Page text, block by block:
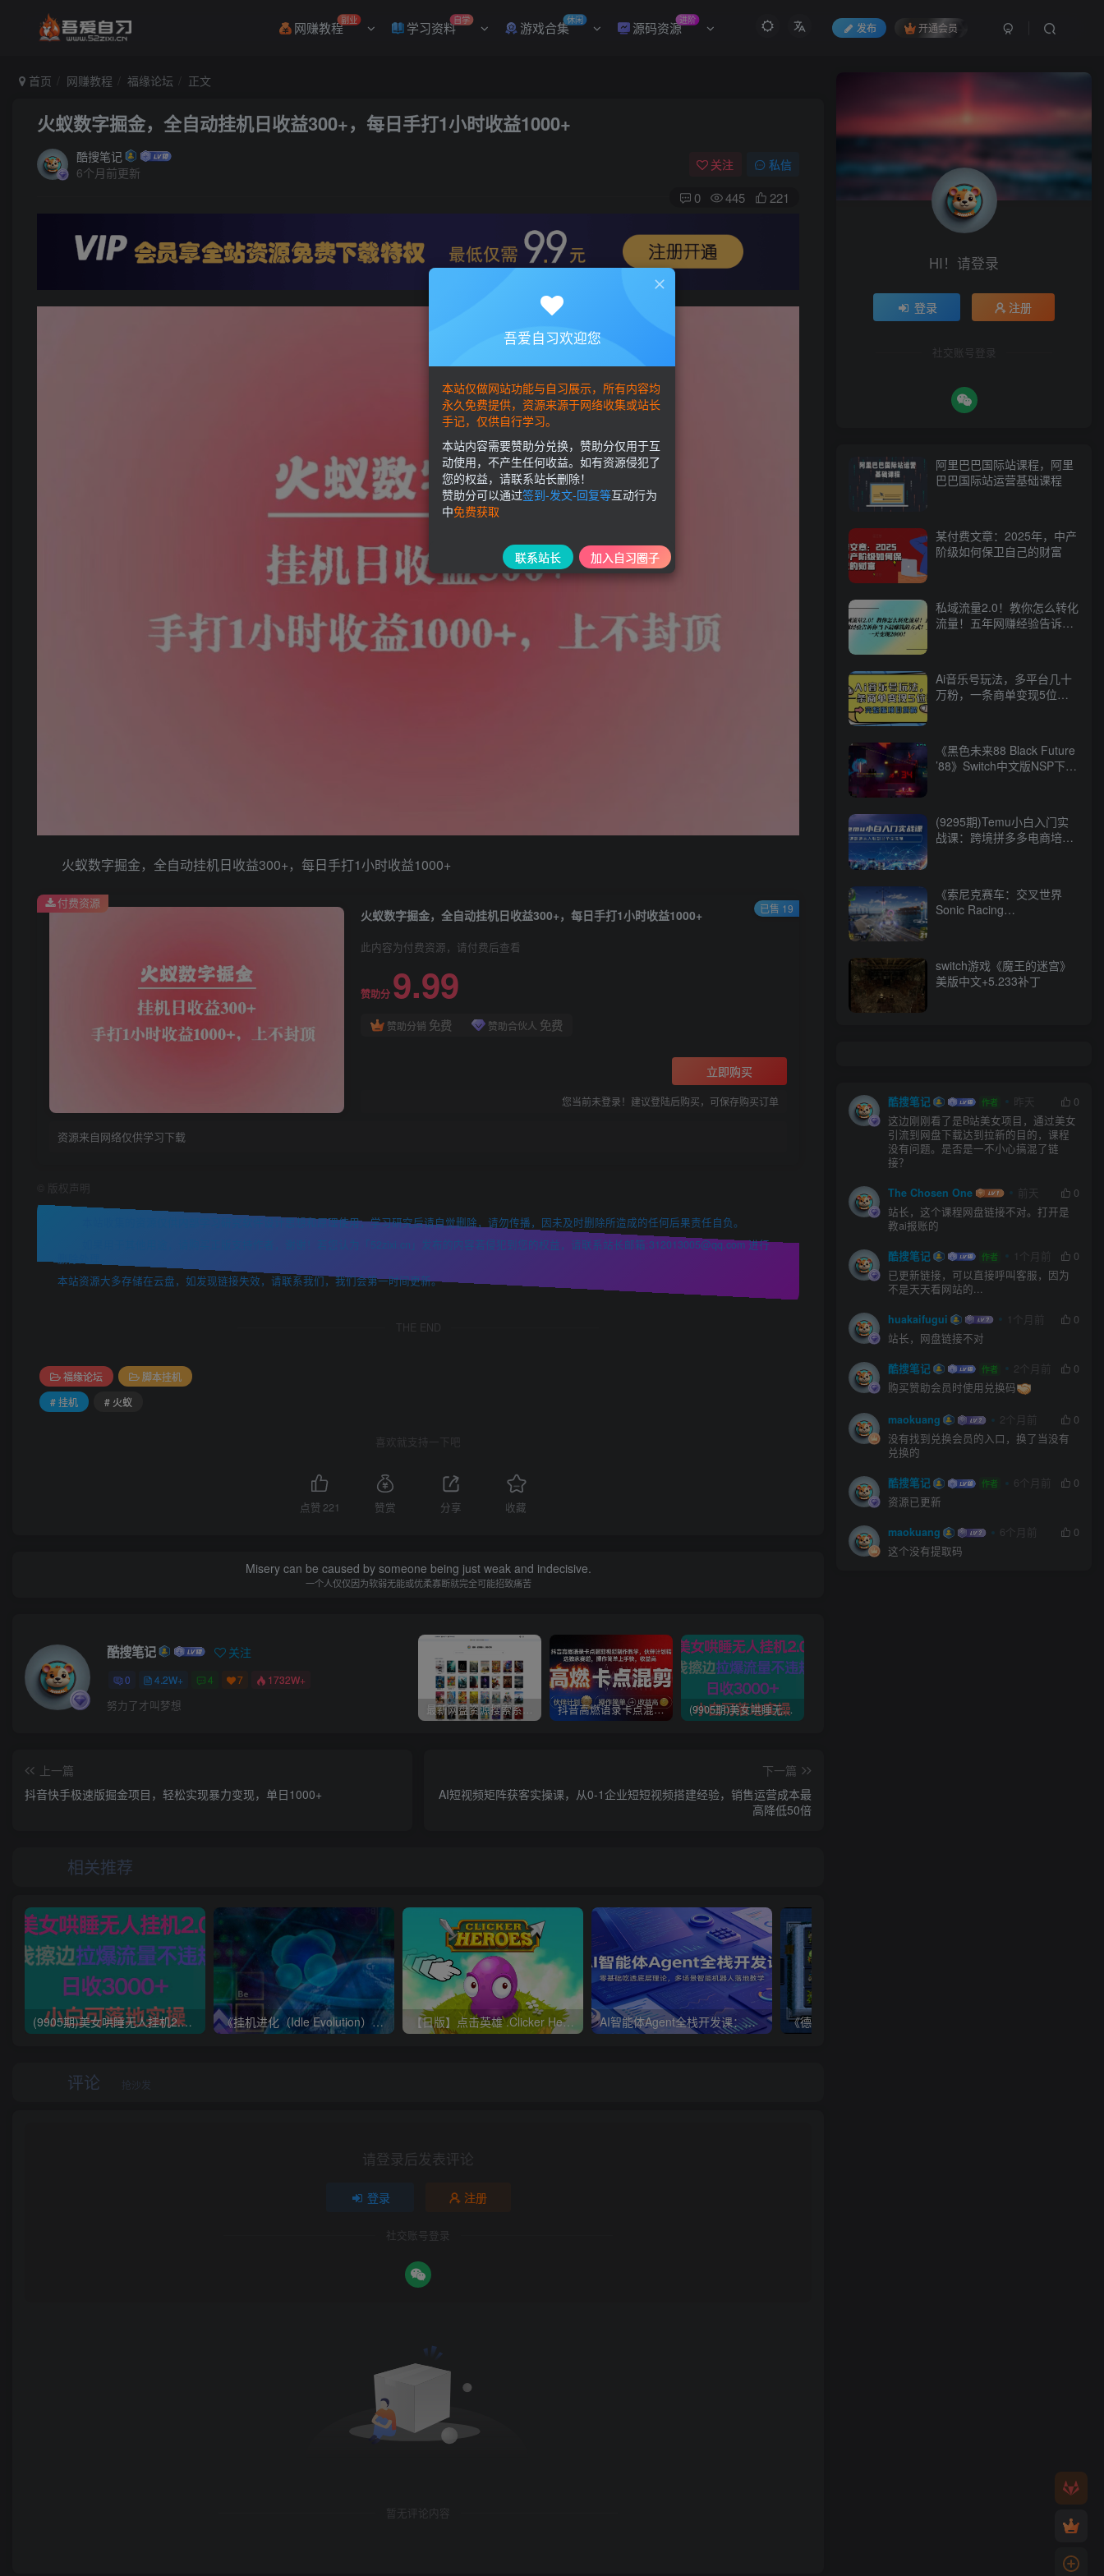
发布 开通会员
网赚教程副业 学习资料自学 游戏合集休闲 源码资源进阶
首页 网赚教程 福缘论坛 正文
火蚁数字掘金，全自动挂机日收益300+，每日手打1小时收益1000+
酷搜笔记
6个月前更新
关注 私信
0 445 221
火蚁数字掘金，全自动挂机日收益300+，每日手打1小时收益1000+
火蚁数字掘金，全自动挂机日收益300+，每日手打1小时收益1000+
此内容为付费资源，请付费后查看
赞助分 9.99
赞助分销 免费 赞助合伙人 免费
立即购买
您当前未登录！建议登陆后购买，可保存购买订单
资源来自网络仅供学习下载
付费资源 已售 19
版权声明
本站收集的资源仅供内部学习研究软件设计思想和原理使用，学习研究后请自觉删除，请勿传播，因未及时删除所造成的任何后果责任自负。
如果用于其他用途，请购买正版支持作者，谢谢！若您认为「52zixi.cn」发布的内容若侵犯到您的权益，请联系站长邮箱:312013005@qq.com 进行
本站资源大多存储在云盘，如发现链接失效，请联系我们，我们会第一时间更新。
THE END
福缘论坛
脚本挂机
# 挂机
# 火蚁
喜欢就支持一下吧
点赞 221 赞赏 分享 收藏
Misery can be caused by someone being just weak and indecisive.
一个人仅仅因为软弱无能或优柔寡断就完全可能招致痛苦
酷搜笔记 关注
0 4.2W+ 4 7 1732W+
努力了才叫梦想 最新网盘资源搜索系统，电视直播，Alist聚合播放 抖音高燃语录卡点混剪视频制作教学，伙伴计划精选独家赛道，操作简单上手快，收益高 (9905期)美女哄睡无人挂机2.0，浅擦边拉爆流量不违规，日收3000+，小白可落地实操
上一篇
抖音快手极速版掘金项目，轻松实现暴力变现，单日1000+
下一篇
AI短视频矩阵获客实操课，从0-1企业短短视频搭建经验，销售运营成本最
高降低50倍
相关推荐
(9905期)美女哄睡无人挂机2.0，浅擦边拉爆流量不违规，日收3000+，小白可落地实操 《挂机进化（Idle Evolution）》官方中文 Build 20488129 [中文/繁体/英文/日语] 【日版】点击英雄 .Clicker Heroes 中文 AI智能体Agent全栈开发课：零基础吃透底层理论，多场景智能机器人落地教学
评论 抢沙发
请登录后发表评论
登录 注册
社交账号登录
暂无评论内容
HI！请登录
登录 注册
社交账号登录
阿里巴巴国际站课程，阿里
巴巴国际站运营基础课程
某付费文章：2025年，中产
阶级如何保卫自己的财富
私域流量2.0！教你怎么转化
流量！五年网赚经验告诉你
Ai音乐号玩法，多平台几十
万粉，一条商单变现5位
《黑色未来88 Black Future
’88》Switch中文版NSP下载
(9295期)Temu小白入门实
战课：跨境拼多多电商培训
《索尼克赛车：交叉世界
Sonic Racing
switch游戏《魔王的迷宫》
美版中文+5.233补丁
酷搜笔记 作者 昨天
0
这边刚刚看了是B站美女项目，通过美女
引流到网盘下载达到拉新的目的，课程
没有问题。是否是一不小心搞混了链
接？
The Chosen One 前天
0
站长，这个课程网盘链接不对。打开是
教ai报账的
酷搜笔记 作者 1个月前
0
已更新链接，可以直接呼叫客服，因为
不是天天看网站的...
huakaifugui 1个月前
0
站长，网盘链接不对
酷搜笔记 作者 2个月前
0
购买赞助会员时使用兑换码
maokuang 2个月前
0
没有找到兑换会员的入口，换了当没有
兑换的
酷搜笔记 作者 6个月前
0
资源已更新
maokuang 6个月前
0
这个没有提取码
吾爱自习欢迎您
本站仅做网站功能与自习展示，所有内容均
永久免费提供，资源来源于网络收集或站长
手记，仅供自行学习。
本站内容需要赞助分兑换，赞助分仅用于互
动使用，不产生任何收益。如有资源侵犯了
您的权益，请联系站长删除！
赞助分可以通过签到-发文-回复等互动行为
中免费获取
联系站长 加入自习圈子